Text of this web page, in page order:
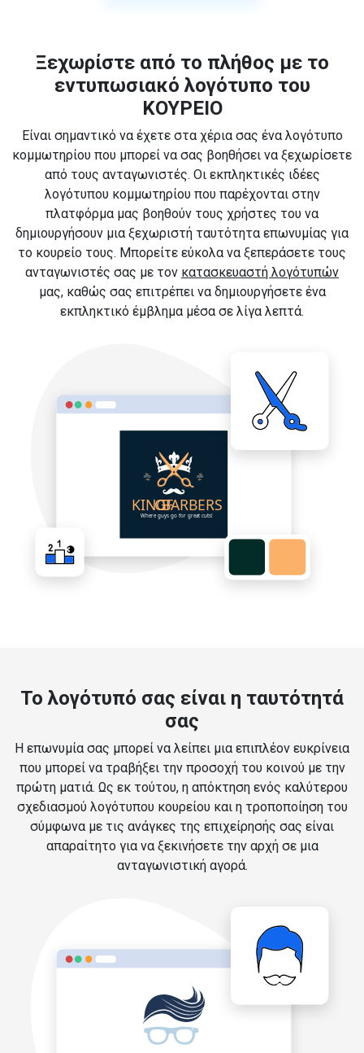
Ξεχωρίστε από το πλήθος με το
εντυπωσιακό λογότυπο του
ΚΟΥΡΕΙΟ
Είναι σημαντικό να έχετε στα χέρια σας ένα λογότυπο
κομμωτηρίου που μπορεί να σας βοηθήσει να ξεχωρίσετε
από τους ανταγωνιστές. Οι εκπληκτικές ιδέες
λογότυπου κομμωτηρίου που παρέχονται στην
πλατφόρμα μας βοηθούν τους χρήστες του να
δημιουργήσουν μια ξεχωριστή ταυτότητα επωνυμίας για
το κουρείο τους. Μπορείτε εύκολα να ξεπεράσετε τους
ανταγωνιστές σας με τον κατασκευαστή λογότυπών
μας, καθώς σας επιτρέπει να δημιουργήσετε ένα
εκπληκτικό έμβλημα μέσα σε λίγα λεπτά.
Το λογότυπό σας είναι η ταυτότητά
σας
Η επωνυμία σας μπορεί να λείπει μια επιπλέον ευκρίνεια
που μπορεί να τραβήξει την προσοχή του κοινού με την
πρώτη ματιά. Ως εκ τούτου, η απόκτηση ενός καλύτερου
σχεδιασμού λογότυπου κουρείου και η τροποποίηση του
σύμφωνα με τις ανάγκες της επιχείρησής σας είναι
απαραίτητο για να ξεκινήσετε την αρχή σε μια
ανταγωνιστική αγορά.